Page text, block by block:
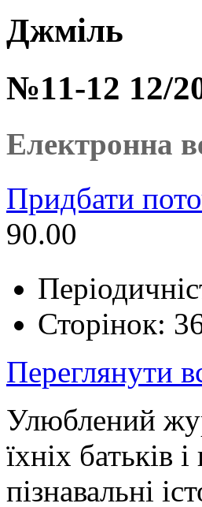
Джміль
№11-12 12/
Електронна
Придбати
90.00
Сторінок:
Переглянути
Улюблений
їхніх батьків
пізнавальні